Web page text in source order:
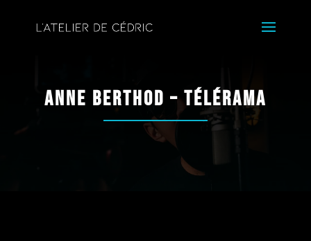
Anne Berthod – Télérama